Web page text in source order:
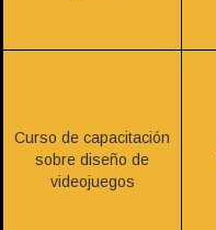
Curso de capacitación
sobre diseño de
videojuegos